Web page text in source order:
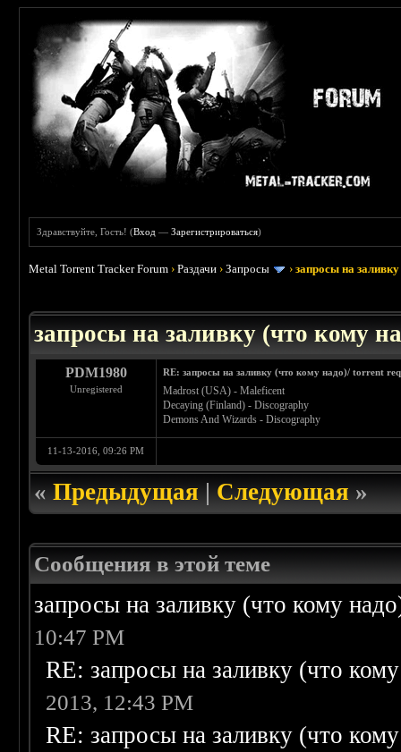
Здравствуйте, Гость! (Вход —Зарегистрироваться)
Metal Torrent Tracker Forum ›Раздачи ›Запросы ›запросы на
запросы на заливку (что кому
PDM1980
Unregistered
RE: запросы на заливку (что кому надо)/ torrent
Madrost (USA) - Maleficent
Decaying (Finland) - Discography
Demons And Wizards - Discography
11-13-2016, 09:26 PM
«Предыдущая|Следующая»
Сообщения в этой теме
запросы на заливку (что кому
10:47 PM
RE: запросы на заливку (что
2013, 12:43 PM
RE: запросы на заливку (что